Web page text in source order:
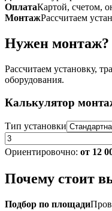
ISO
ZF
х
10м
ОплатаКартой, счетом,
МонтажРассчитаем
Нужен монтаж?
Рассчитаем установку,
оборудования.
Калькулятор
Тип установки
Ориентировочно: от 12
Почему стоит
Подбор по площади